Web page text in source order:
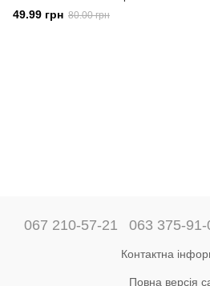
49.99 грн 80.00 грн
067 210-57-21 063 375-91-
Контактна
Повна версія